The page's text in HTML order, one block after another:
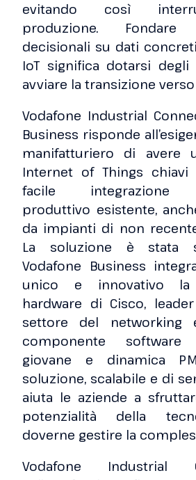
evitando così
produzione.
decisionali su dati
IoT significa dotarsi
avviare la transizione verso
Vodafone Industrial
Business risponde
manifatturiero di avere
Internet of Things
facile integrazione
produttivo esistente,
da impianti di non
La soluzione è stata
Vodafone Business
unico e innovativo la
hardware di Cisco,
settore del networking
componente
giovane e dinamica
soluzione, scalabile e di
aiuta le aziende a
potenzialità della
doverne gestire la
Vodafone Industrial